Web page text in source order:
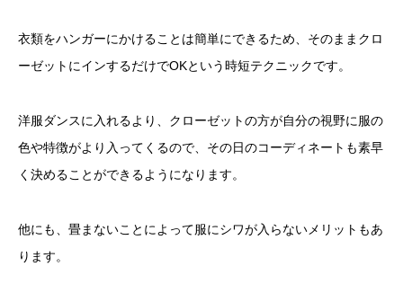
衣類をハンガーにかけることは簡単にできるため、そのままクロ
ーゼットにインするだけでOKという時短テクニックです。
洋服ダンスに入れるより、クローゼットの方が自分の視野に服の
色や特徴がより入ってくるので、その日のコーディネートも素早
く決めることができるようになります。
他にも、畳まないことによって服にシワが入らないメリットもあ
ります。